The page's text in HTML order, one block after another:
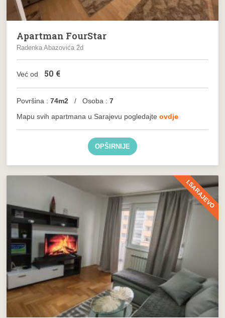
Apartman FourStar
Radenka Abazovića 2d
Već od 50 €
Površina : 74m2 / Osoba :7
Mapu svih apartmana u Sarajevu pogledajteovdje
OPŠIRNIJE
I.SARAJEVO